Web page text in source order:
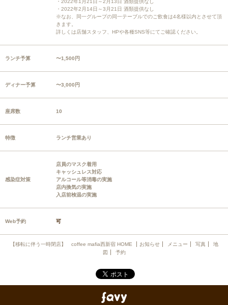
・2022年2月14日～3月21日 酒類提供なし
※なお、同一グループの同一テーブルでのご飲食は4名様以内とさせて頂
きます。
詳しくは店舗スタッフ、HPや各種SNS等にてご確認ください。
ランチ予算 〜1,500円
ディナー予算 〜3,000円
座席数 10
特徴 ランチ営業あり
感染症対策
店員のマスク着用
キャッシュレス対応
アルコール等消毒の実施
店内換気の実施
入店前検温の実施
Web予約 可
【移転に伴う一時閉店】 coffee mafia西新宿 HOME お知らせ メニュー 写真
地
図
予約